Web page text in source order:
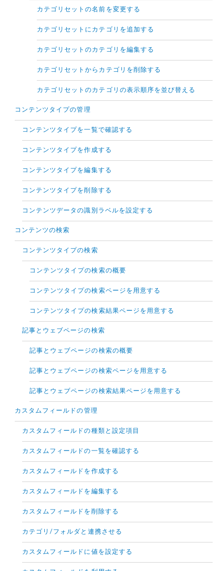
カテゴリセットの名前を変更する
カテゴリセットにカテゴリを追加する
カテゴリセットのカテゴリを編集する
カテゴリセットからカテゴリを削除する
カテゴリセットのカテゴリの表示順序を並び替える
コンテンツタイプの管理
コンテンツタイプを一覧で確認する
コンテンツタイプを作成する
コンテンツタイプを編集する
コンテンツタイプを削除する
コンテンツデータの識別ラベルを設定する
コンテンツの検索
コンテンツタイプの検索
コンテンツタイプの検索の概要
コンテンツタイプの検索ページを用意する
コンテンツタイプの検索結果ページを用意する
記事とウェブページの検索
記事とウェブページの検索の概要
記事とウェブページの検索ページを用意する
記事とウェブページの検索結果ページを用意する
カスタムフィールドの管理
カスタムフィールドの種類と設定項目
カスタムフィールドの一覧を確認する
カスタムフィールドを作成する
カスタムフィールドを編集する
カスタムフィールドを削除する
カテゴリ/フォルダと連携させる
カスタムフィールドに値を設定する